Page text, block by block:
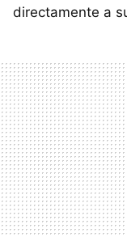
directamente a